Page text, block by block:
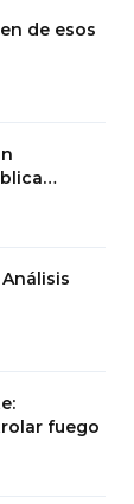
de esos
fuego